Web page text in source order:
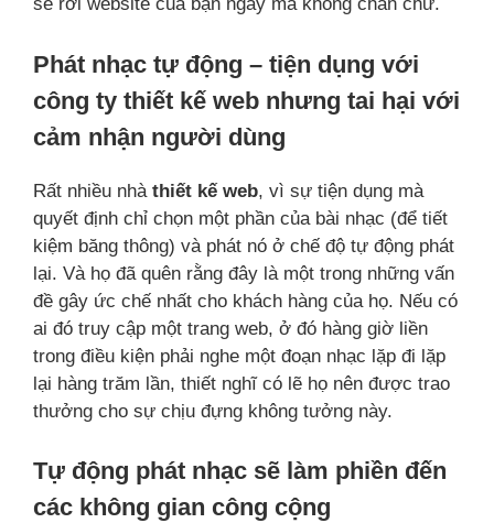
Phát nhạc tự động – tiện dụng với
công ty thiết kế web nhưng tai hại với
cảm nhận người dùng
Rất nhiều nhà thiết kế web, vì sự tiện dụng mà
quyết định chỉ chọn một phần của bài nhạc (để tiết
kiệm băng thông) và phát nó ở chế độ tự động phát
lại. Và họ đã quên rằng đây là một trong những vấn
đề gây ức chế nhất cho khách hàng của họ. Nếu có
ai đó truy cập một trang web, ở đó hàng giờ liền
trong điều kiện phải nghe một đoạn nhạc lặp đi lặp
lại hàng trăm lần, thiết nghĩ có lẽ họ nên được trao
thưởng cho sự chịu đựng không tưởng này.
Tự động phát nhạc sẽ làm phiền đến
các không gian công cộng